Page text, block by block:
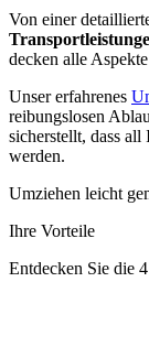
Von einer
decken alle
Unser erfahrenes
reibungslosen
sicherstellt, dass
werden.
Umziehen leicht
Ihre Vorteile
Entdecken Sie die